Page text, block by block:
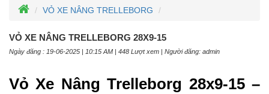
VỎ XE NÂNG TRELLEBORG
VỎ XE NÂNG TRELLEBORG 28X9-15
Ngày đăng : 19-06-2025 | 10:15 AM | 448 Lượt xem | Người đăng: admin
Vỏ Xe Nâng Trelleborg 28x9-15 –